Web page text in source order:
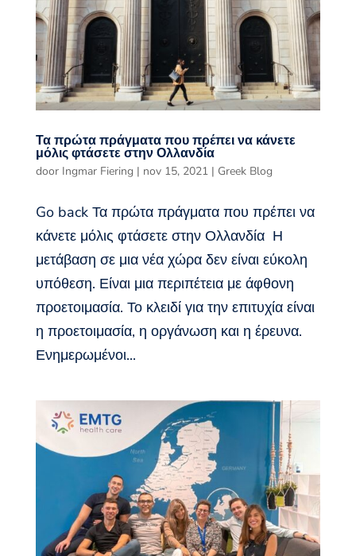
Τα πρώτα πράγματα που πρέπει να κάνετε
μόλις φτάσετε στην Ολλανδία
door Ingmar Fiering | nov 15, 2021| Greek Blog
Go back Τα πρώτα πράγματα που πρέπει να
κάνετε μόλις φτάσετε στην Ολλανδία Η
μετάβαση σε μια νέα χώρα δεν είναι εύκολη
υπόθεση. Είναι μια περιπέτεια με άφθονη
προετοιμασία. Το κλειδί για την επιτυχία είναι
η προετοιμασία, η οργάνωση και η έρευνα.
Ενημερωμένοι...